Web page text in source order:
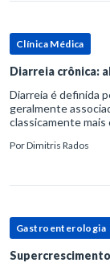
Clínica Médica
Diarreia crônica:
Diarreia é definida
geralmente
classicamente mais
PorDimitris Rados
Gastroenterologia